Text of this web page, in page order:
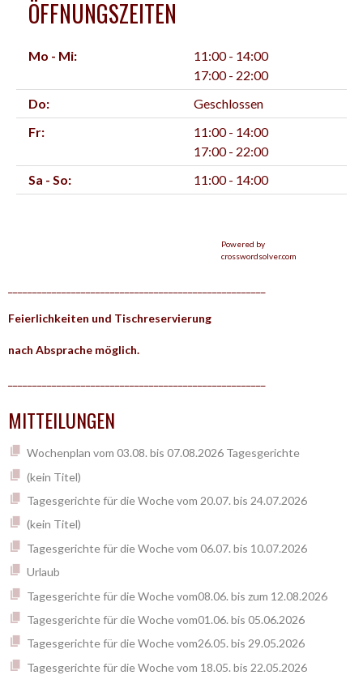
ÖFFNUNGSZEITEN
Mo - Mi:
11:00 - 14:00
17:00 - 22:00
Do:
Geschlossen
Fr:
11:00 - 14:00
17:00 - 22:00
Sa - So:
11:00 - 14:00
Powered by
crosswordsolver.com
Feierlichkeiten und Tischreservierung
nach Absprache möglich.
MITTEILUNGEN
Wochenplan vom 03.08. bis 07.08.2026 Tagesgerichte
(kein Titel)
Tagesgerichte für die Woche vom 20.07. bis 24.07.2026
(kein Titel)
Tagesgerichte für die Woche vom 06.07. bis 10.07.2026
Urlaub
Tagesgerichte für die Woche vom08.06. bis zum 12.08.2026
Tagesgerichte für die Woche vom01.06. bis 05.06.2026
Tagesgerichte für die Woche vom26.05. bis 29.05.2026
Tagesgerichte für die Woche vom 18.05. bis 22.05.2026